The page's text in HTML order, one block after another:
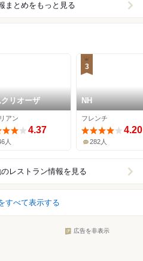
まとめをもっと見る
リオーザ
アン
4.37
人
3
NH
フレンチ
4.20
282人
のレストラン情報を見る
すべて表示する
広告を非表示